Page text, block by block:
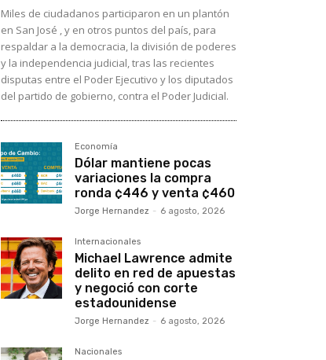
Miles de ciudadanos participaron en un plantón
en San José , y en otros puntos del país, para
respaldar a la democracia, la división de poderes
y la independencia judicial, tras las recientes
disputas entre el Poder Ejecutivo y los diputados
del partido de gobierno, contra el Poder Judicial.
Economía
Dólar mantiene pocas
variaciones la compra
ronda ¢446 y venta ¢460
Jorge Hernandez - 6 agosto, 2026
Internacionales
Michael Lawrence admite
delito en red de apuestas
y negoció con corte
estadounidense
Jorge Hernandez - 6 agosto, 2026
Nacionales